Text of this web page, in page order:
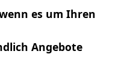
es um Ihren
Angebote